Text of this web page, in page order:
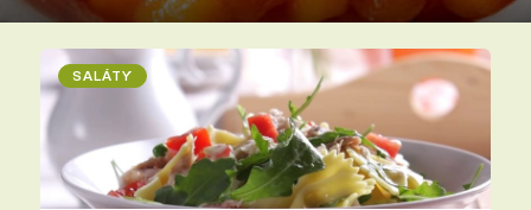
SALÁTY